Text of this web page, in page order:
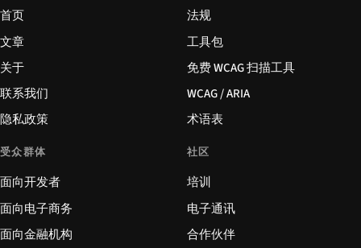
首页
文章
关于
联系我们
隐私政策
法规
工具包
免费 WCAG 扫描工具
WCAG / ARIA
术语表
受众群体
面向开发者
面向电子商务
面向金融机构
社区
培训
电子通讯
合作伙伴